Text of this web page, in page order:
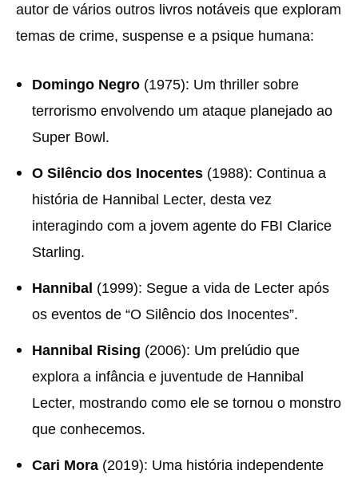
autor de vários outros livros notáveis que exploram
temas de crime, suspense e a psique humana:
Domingo Negro (1975): Um thriller sobre
terrorismo envolvendo um ataque planejado ao
Super Bowl.
O Silêncio dos Inocentes (1988): Continua a
história de Hannibal Lecter, desta vez
interagindo com a jovem agente do FBI Clarice
Starling.
Hannibal (1999): Segue a vida de Lecter após
os eventos de “O Silêncio dos Inocentes”.
Hannibal Rising (2006): Um prelúdio que
explora a infância e juventude de Hannibal
Lecter, mostrando como ele se tornou o monstro
que conhecemos.
Cari Mora (2019): Uma história independente